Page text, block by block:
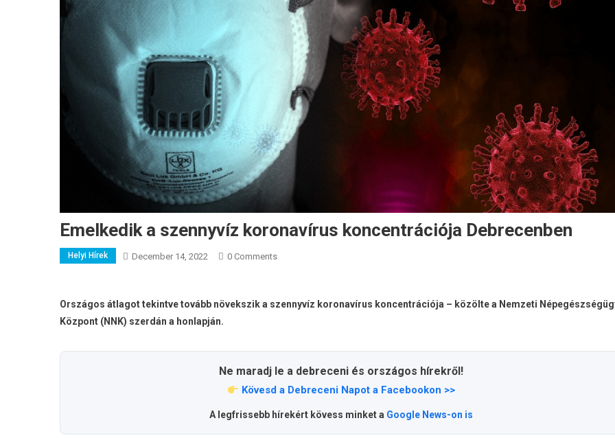
Emelkedik a szennyvíz koronavírus koncentrációja Debrecenben
Helyi Hírek December 14, 2022 0 Comments
Országos átlagot tekintve tovább növekszik a szennyvíz koronavírus koncentrációja – közölte a Nemzeti
Központ (NNK) szerdán a honlapján.
Ne maradj le a debreceni és országos hírekről!
Kövesd a Debreceni Napot a Facebookon >>
A legfrissebb hírekért kövess minket a Google News-on is